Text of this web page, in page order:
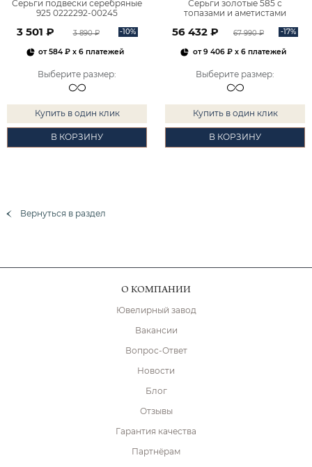
Серьги подвески серебряные
925 0222292-00245
3 501 ₽ 3 890 ₽ -10%
от584 ₽ x 6 платежей
Выберите размер:
Купить в один клик
В КОРЗИНУ
Серьги золотые 585 с
топазами и аметистами
56 432 ₽ 67 990 ₽ -17%
от9 406 ₽x 6 платежей
Выберите размер:
Купить в один клик
В КОРЗИНУ
Вернуться в раздел
О КОМПАНИИ
Ювелирный завод
Вакансии
Вопрос-Ответ
Новости
Блог
Отзывы
Гарантия качества
Партнёрам